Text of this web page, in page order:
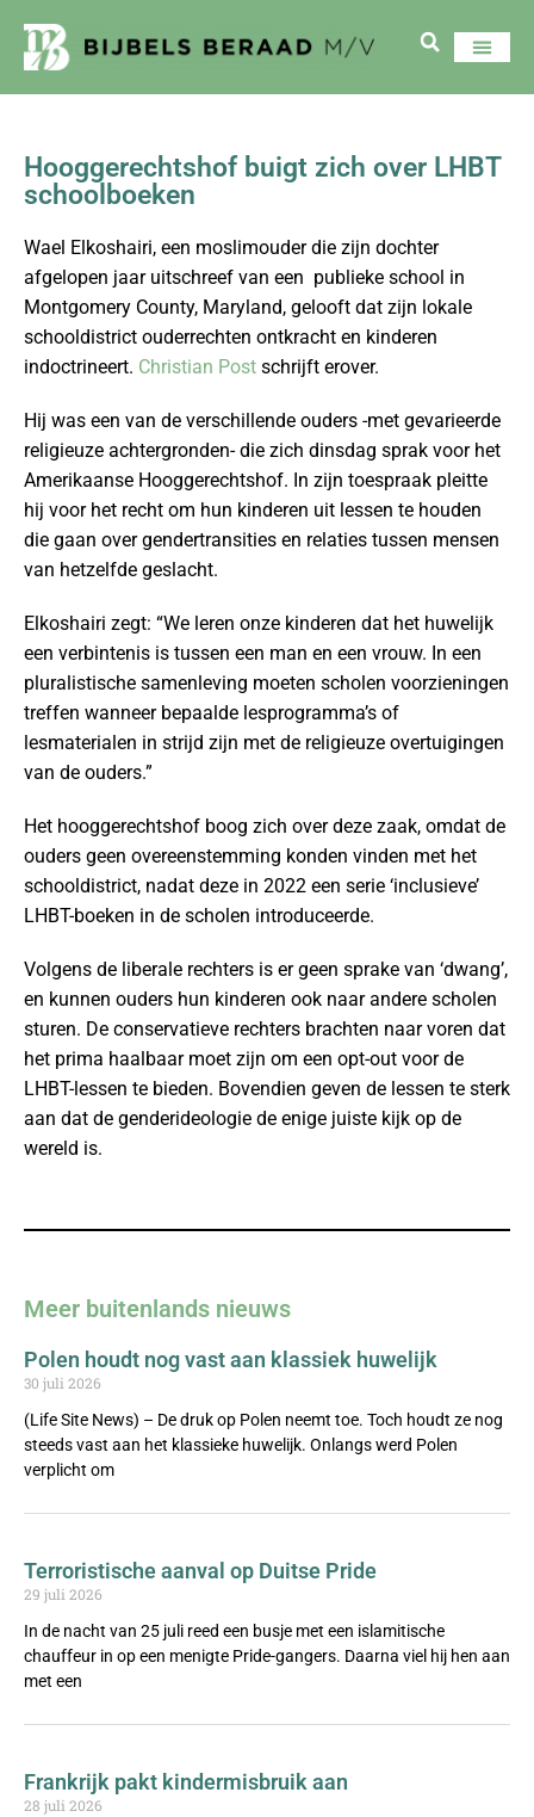
Hooggerechtshof buigt zich over LHBT
schoolboeken
Wael Elkoshairi, een moslimouder die zijn dochter
afgelopen jaar uitschreef van een publieke school in
Montgomery County, Maryland, gelooft dat zijn lokale
schooldistrict ouderrechten ontkracht en kinderen
indoctrineert. Christian Post schrijft erover.
Hij was een van de verschillende ouders -met gevarieerde
religieuze achtergronden- die zich dinsdag sprak voor het
Amerikaanse Hooggerechtshof. In zijn toespraak pleitte
hij voor het recht om hun kinderen uit lessen te houden
die gaan over gendertransities en relaties tussen mensen
van hetzelfde geslacht.
Elkoshairi zegt: “We leren onze kinderen dat het huwelijk
een verbintenis is tussen een man en een vrouw. In een
pluralistische samenleving moeten scholen voorzieningen
treffen wanneer bepaalde lesprogramma’s of
lesmaterialen in strijd zijn met de religieuze overtuigingen
van de ouders.”
Het hooggerechtshof boog zich over deze zaak, omdat de
ouders geen overeenstemming konden vinden met het
schooldistrict, nadat deze in 2022 een serie ‘inclusieve’
LHBT-boeken in de scholen introduceerde.
Volgens de liberale rechters is er geen sprake van ‘dwang’,
en kunnen ouders hun kinderen ook naar andere scholen
sturen. De conservatieve rechters brachten naar voren dat
het prima haalbaar moet zijn om een opt-out voor de
LHBT-lessen te bieden. Bovendien geven de lessen te sterk
aan dat de genderideologie de enige juiste kijk op de
wereld is.
Meer buitenlands nieuws
Polen houdt nog vast aan klassiek huwelijk
30 juli 2026
(Life Site News) – De druk op Polen neemt toe. Toch houdt ze nog
steeds vast aan het klassieke huwelijk. Onlangs werd Polen
verplicht om
Terroristische aanval op Duitse Pride
29 juli 2026
In de nacht van 25 juli reed een busje met een islamitische
chauffeur in op een menigte Pride-gangers. Daarna viel hij hen aan
met een
Frankrijk pakt kindermisbruik aan
28 juli 2026